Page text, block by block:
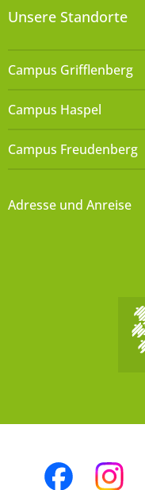
Unsere Standorte
Campus Grifflenberg
Campus Haspel
Campus Freudenberg
Adresse und Anreise